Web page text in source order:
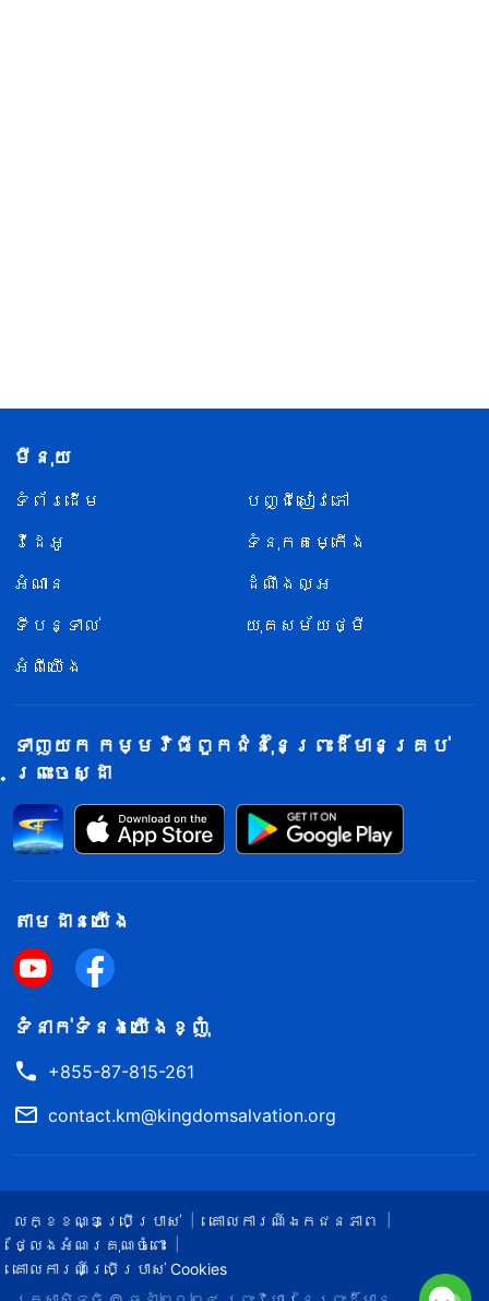
មីនុយ
ទំព័រ​ដើម
បញ្ជីសៀវភៅ
វីដេអូ
ទំនុកតម្កើង
អំណាន
ដំណឹងល្អ
ទីបន្ទាល់
យុគសម័យថ្មី
អំពីយើង
ទាញយក កម្មវិធីពួកជំនុំនៃព្រះដ៏មានគ្រប់
ព្រះចេស្ដា
តាម​ដាន​យើង​
ទំនាក់​ទំនង​យើង​ខ្ញុំ
+855-87-815-261
contact.km@kingdomsalvation.org
លក្ខខណ្ឌ​ប្រើប្រាស់​
គោលការណ៍ឯកជនភាព
ថ្លែងអំណរគុណចំពោះ
គោលការណ៍ប្រើប្រាស់ Cookies